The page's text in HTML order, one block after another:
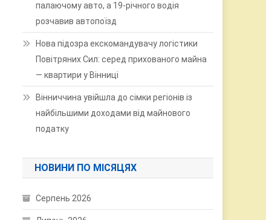
палаючому авто, а 19-річного водія
розчавив автопоїзд
Нова підозра екскомандувачу логістики
Повітряних Сил: серед прихованого майна
— квартири у Вінниці
Вінниччина увійшла до сімки регіонів із
найбільшими доходами від майнового
податку
НОВИНИ ПО МІСЯЦЯХ
Серпень 2026